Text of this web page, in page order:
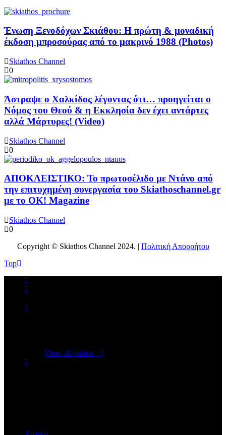
Ένωση Ξενοδόχων Σκιάθου: Η πρώτη & μοναδική
έκδοση μπροσούρας από το μακρινό 1988 (Photos)
Skiathos Channel
0
Άστραψε ο Χαλκίδος λέγοντας ότι… προηγείται ο
Νόμος του Θεού & η Εκκλησία δεν έχει αντάρτες
αλλά Μάρτυρες! (Video)
Skiathos Channel
0
ΑΠΟΚΛΕΙΣΤΙΚΟ: Το πρωτοσέλιδο με Ντάνο από
την επιτυχημένη συνεργασία του Skiathoschannel.gr
με το OK! Magazine
Skiathos Channel
0
Copyright © Skiathos Channel 2024. | Πολιτική Απορρήτου
Top
View all videos